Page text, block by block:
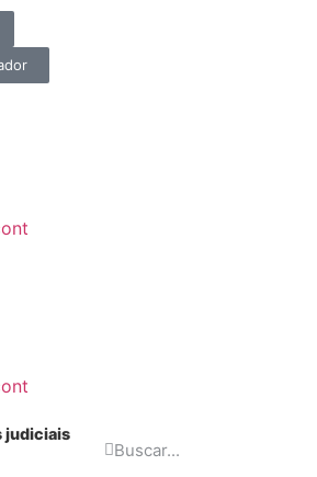
judiciais